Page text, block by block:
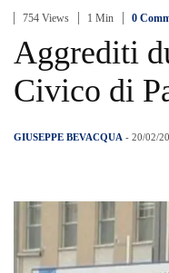
754 Views 1 Min 0
Aggrediti
Civico di
GIUSEPPE BEVACQUA - 20/02/